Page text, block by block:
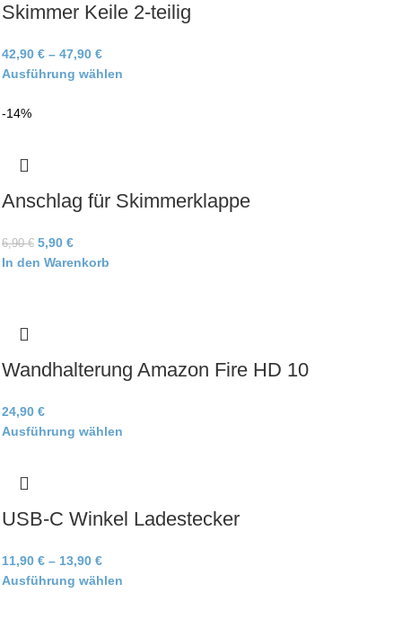
Skimmer Keile 2-teilig
42,90 € – 47,90 €
Ausführung wählen
-14%
Anschlag für Skimmerklappe
6,90€ 5,90 €
In den Warenkorb
Wandhalterung Amazon Fire HD 10
24,90 €
Ausführung wählen
USB-C Winkel Ladestecker
11,90 € – 13,90 €
Ausführung wählen